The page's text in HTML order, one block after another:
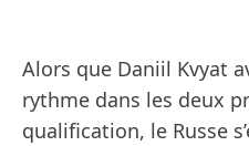
Alors que Daniil Kvyat
rythme dans les deux
qualification, le Russe